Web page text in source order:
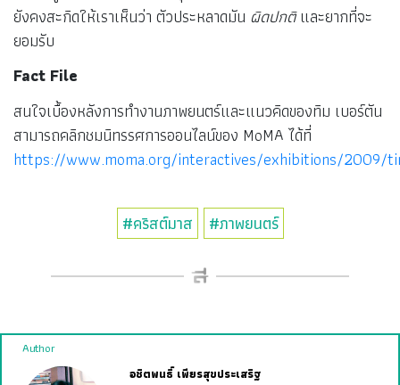
ยังคงสะกิดให้เราเห็นว่า ตัวประหลาดมัน ผิดปกติและยากที่จะ
ยอมรับ
Fact File
สนใจเบื้องหลังการทำงานภาพยนตร์และแนวคิดของทิม เบอร์ตัน
สามารถคลิกชมนิทรรศการออนไลน์ของ MoMA ได้ที่
https://www.moma.org/interactives/exhibitions/2009/
#คริสต์มาส #ภาพยนตร์
Author
อชิตพนธิ์ เพียรสุขประเสริฐ